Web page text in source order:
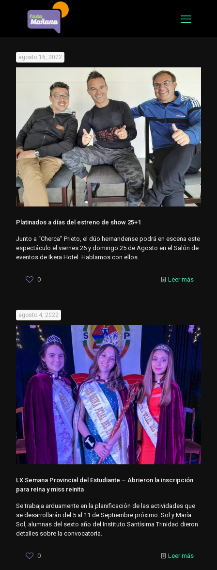
agosto 16, 2022
Platinados a días del estreno de show 25+1
Junto a “Cherca” Prieto, el dúo hernandense podrá en escena este
espectáculo el viernes 26 y domingo 25 de Agosto en el Salón de
eventos de Ikera Hotel. Hablamos con ellos.
0 Leer más
agosto 4, 2022
LX Semana Provincial del Estudiante – Abrieron la inscripción
para reina y miss reinita
Se trabaja arduamente en la planificación de las actividades que
se desarrollarán del 5 al 11 de Septiembre próximo. Sol y María
Sol, alumnas del sexto año del Instituto Santísima Trinidad dieron
detalles sobre la convocatoria.
0 Leer más